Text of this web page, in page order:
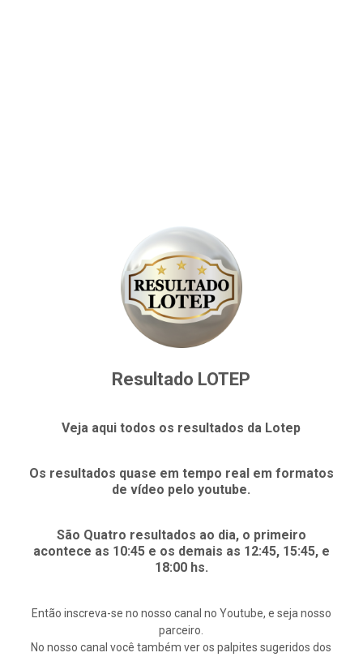
Resultado LOTEP
Veja aqui todos os resultados da Lotep
Os resultados quase em tempo real em formatos
de vídeo pelo youtube.
São Quatro resultados ao dia, o primeiro
acontece as 10:45 e os demais as 12:45, 15:45, e
18:00 hs.
Então inscreva-se no nosso canal no Youtube, e seja nosso
parceiro.
No nosso canal você também ver os palpites sugeridos dos